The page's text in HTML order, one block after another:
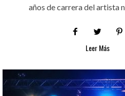
años de carrera del artista
Leer Más